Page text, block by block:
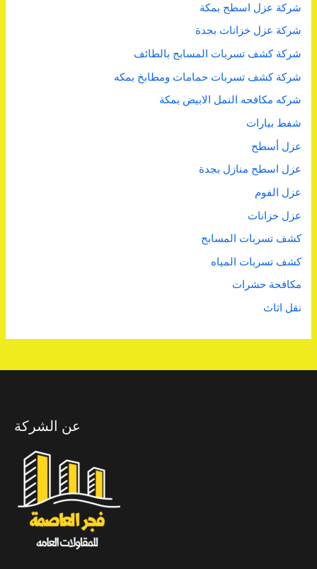
شركة عزل اسطح بمكة
شركة عزل خزانات بجدة
شركة كشف تسربات المسابح بالطائف
شركة كشف تسربات حمامات ومطابخ بمكه
شركه مكافحه النمل الابيض بمكة
شفط بيارات
عزل أسطح
عزل اسطح منازل بجدة
عزل الفوم
عزل خزانات
كشف تسربات المسابح
كشف تسربات المياه
مكافحة حشرات
نقل اثاث
عن الشركة